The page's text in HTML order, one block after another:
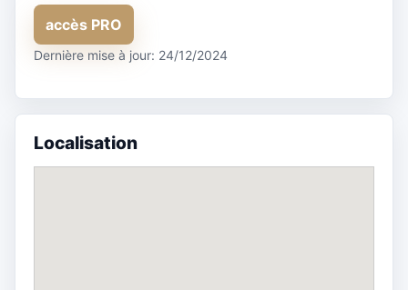
accès PRO
Dernière mise à jour: 24/12/2024
Localisation